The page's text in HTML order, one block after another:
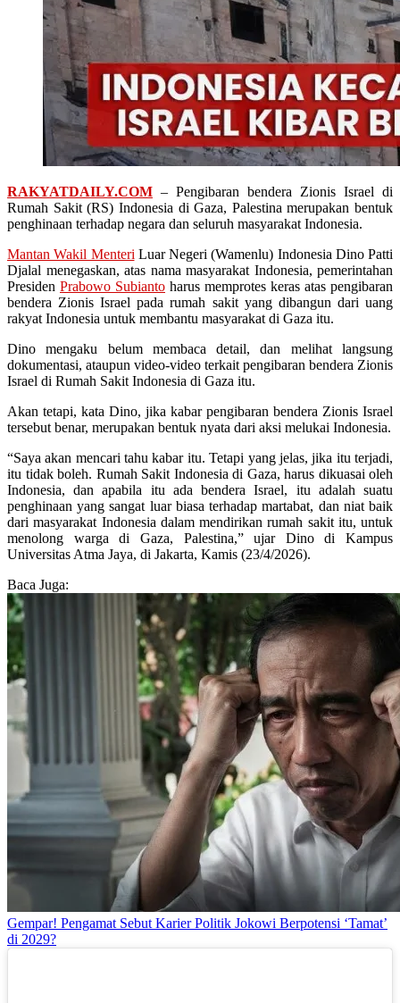
RAKYATDAILY.COM – Pengibaran bendera Zionis Israel di
Rumah Sakit (RS) Indonesia di Gaza, Palestina merupakan bentuk
penghinaan terhadap negara dan seluruh masyarakat Indonesia.
Mantan Wakil Menteri Luar Negeri (Wamenlu) Indonesia Dino Patti
Djalal menegaskan, atas nama masyarakat Indonesia, pemerintahan
Presiden Prabowo Subianto harus memprotes keras atas pengibaran
bendera Zionis Israel pada rumah sakit yang dibangun dari uang
rakyat Indonesia untuk membantu masyarakat di Gaza itu.
Dino mengaku belum membaca detail, dan melihat langsung
dokumentasi, ataupun video-video terkait pengibaran bendera Zionis
Israel di Rumah Sakit Indonesia di Gaza itu.
Akan tetapi, kata Dino, jika kabar pengibaran bendera Zionis Israel
tersebut benar, merupakan bentuk nyata dari aksi melukai Indonesia.
“Saya akan mencari tahu kabar itu. Tetapi yang jelas, jika itu terjadi,
itu tidak boleh. Rumah Sakit Indonesia di Gaza, harus dikuasai oleh
Indonesia, dan apabila itu ada bendera Israel, itu adalah suatu
penghinaan yang sangat luar biasa terhadap martabat, dan niat baik
dari masyarakat Indonesia dalam mendirikan rumah sakit itu, untuk
menolong warga di Gaza, Palestina,” ujar Dino di Kampus
Universitas Atma Jaya, di Jakarta, Kamis (23/4/2026).
Baca Juga:
Gempar! Pengamat Sebut Karier Politik Jokowi Berpotensi ‘Tamat’
di 2029?